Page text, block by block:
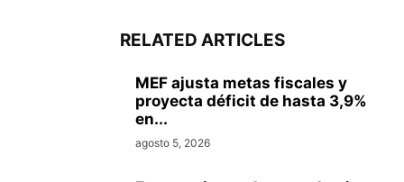
RELATED ARTICLES
MEF ajusta metas fiscales y
proyecta déficit de hasta 3,9%
en...
agosto 5, 2026